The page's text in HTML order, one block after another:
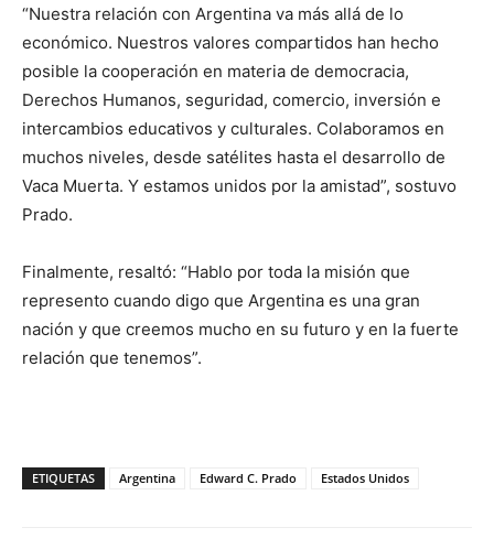
“Nuestra relación con Argentina va más allá de lo
económico. Nuestros valores compartidos han hecho
posible la cooperación en materia de democracia,
Derechos Humanos, seguridad, comercio, inversión e
intercambios educativos y culturales. Colaboramos en
muchos niveles, desde satélites hasta el desarrollo de
Vaca Muerta. Y estamos unidos por la amistad”, sostuvo
Prado.
Finalmente, resaltó: “Hablo por toda la misión que
represento cuando digo que Argentina es una gran
nación y que creemos mucho en su futuro y en la fuerte
relación que tenemos”.
ETIQUETAS Argentina Edward C. Prado Estados Unidos